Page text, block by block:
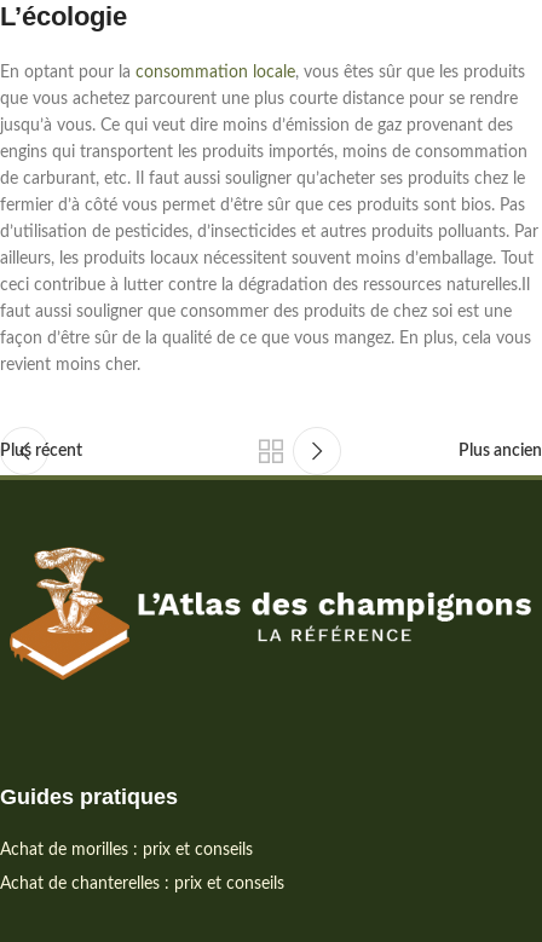
L’écologie
En optant pour la consommation locale, vous êtes sûr que les produits
que vous achetez parcourent une plus courte distance pour se rendre
jusqu’à vous. Ce qui veut dire moins d’émission de gaz provenant des
engins qui transportent les produits importés, moins de consommation
de carburant, etc. Il faut aussi souligner qu’acheter ses produits chez le
fermier d’à côté vous permet d’être sûr que ces produits sont bios. Pas
d’utilisation de pesticides, d’insecticides et autres produits polluants. Par
ailleurs, les produits locaux nécessitent souvent moins d’emballage. Tout
ceci contribue à lutter contre la dégradation des ressources naturelles.Il
faut aussi souligner que consommer des produits de chez soi est une
façon d’être sûr de la qualité de ce que vous mangez. En plus, cela vous
revient moins cher.
Plus récent Plus ancien
Guides pratiques
Achat de morilles : prix et conseils
Achat de chanterelles : prix et conseils